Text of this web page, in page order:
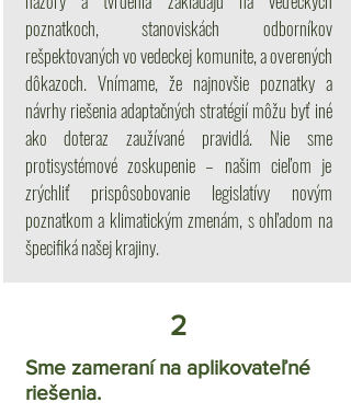
poznatkoch, stanoviskách odborníkov
rešpektovaných vo vedeckej komunite, a overených
dôkazoch. Vnímame, že najnovšie poznatky a
návrhy riešenia adaptačných stratégií môžu byť iné
ako doteraz zaužívané pravidlá. Nie sme
protisystémové zoskupenie – našim cieľom je
zrýchliť prispôsobovanie legislatívy novým
poznatkom a klimatickým zmenám, s ohľadom na
špecifiká našej krajiny.
2
Sme zameraní na aplikovateľné
riešenia.